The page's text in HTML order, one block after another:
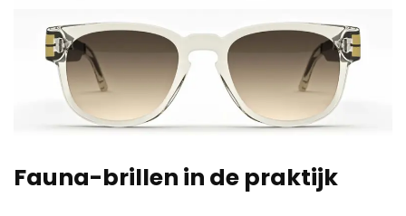
Fauna-brillen in de praktijk